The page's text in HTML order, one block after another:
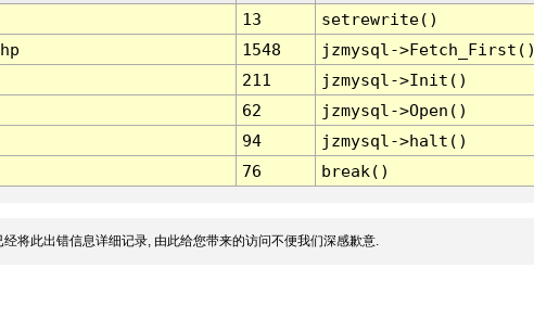
13
setrewrite()
1548
jzmysql-
211
jzmysql->Init()
62
jzmysql->Open()
94
jzmysql->halt()
76 break()
将此出错信息详细记录, 由此给您带来的访问不便我们深感歉意.